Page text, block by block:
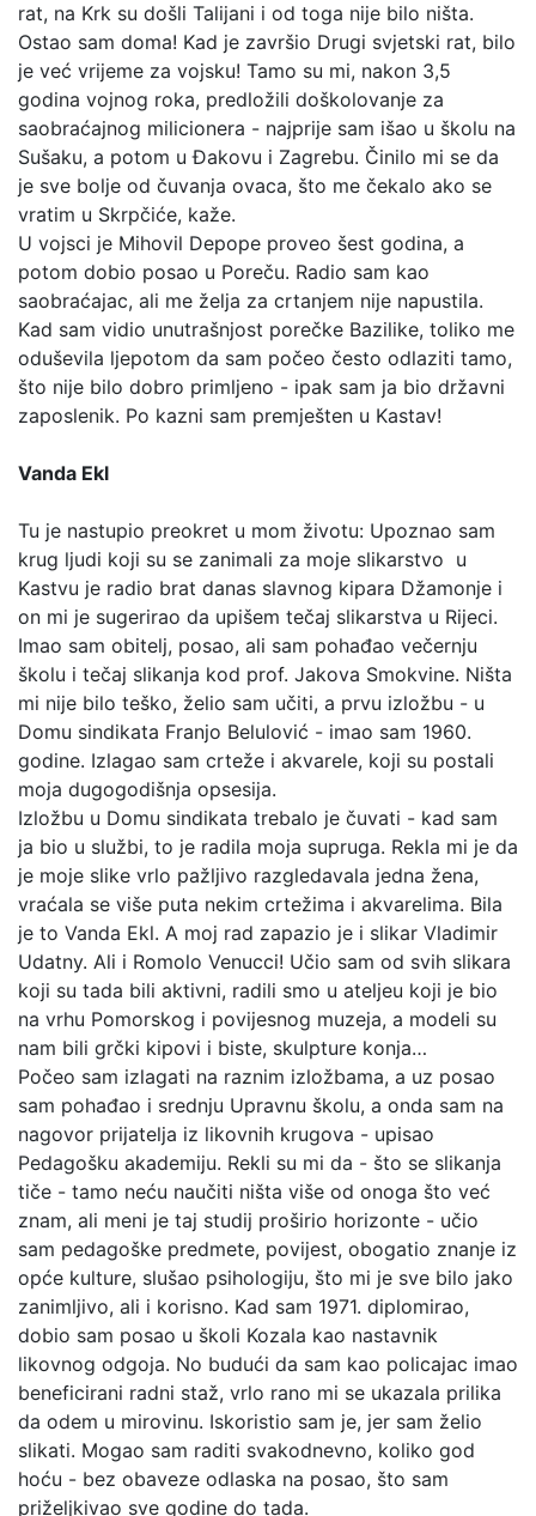
rat, na Krk su došli Talijani i od toga nije bilo ništa.
Ostao sam doma! Kad je završio Drugi svjetski rat, bilo
je već vrijeme za vojsku! Tamo su mi, nakon 3,5
godina vojnog roka, predložili doškolovanje za
saobraćajnog milicionera - najprije sam išao u školu na
Sušaku, a potom u Đakovu i Zagrebu. Činilo mi se da
je sve bolje od čuvanja ovaca, što me čekalo ako se
vratim u Skrpčiće, kaže.
U vojsci je Mihovil Depope proveo šest godina, a
potom dobio posao u Poreču. Radio sam kao
saobraćajac, ali me želja za crtanjem nije napustila.
Kad sam vidio unutrašnjost porečke Bazilike, toliko me
oduševila ljepotom da sam počeo često odlaziti tamo,
što nije bilo dobro primljeno - ipak sam ja bio državni
zaposlenik. Po kazni sam premješten u Kastav!
Vanda Ekl
Tu je nastupio preokret u mom životu: Upoznao sam
krug ljudi koji su se zanimali za moje slikarstvo u
Kastvu je radio brat danas slavnog kipara Džamonje i
on mi je sugerirao da upišem tečaj slikarstva u Rijeci.
Imao sam obitelj, posao, ali sam pohađao večernju
školu i tečaj slikanja kod prof. Jakova Smokvine. Ništa
mi nije bilo teško, želio sam učiti, a prvu izložbu - u
Domu sindikata Franjo Belulović - imao sam 1960.
godine. Izlagao sam crteže i akvarele, koji su postali
moja dugogodišnja opsesija.
Izložbu u Domu sindikata trebalo je čuvati - kad sam
ja bio u službi, to je radila moja supruga. Rekla mi je da
je moje slike vrlo pažljivo razgledavala jedna žena,
vraćala se više puta nekim crtežima i akvarelima. Bila
je to Vanda Ekl. A moj rad zapazio je i slikar Vladimir
Udatny. Ali i Romolo Venucci! Učio sam od svih slikara
koji su tada bili aktivni, radili smo u ateljeu koji je bio
na vrhu Pomorskog i povijesnog muzeja, a modeli su
nam bili grčki kipovi i biste, skulpture konja…
Počeo sam izlagati na raznim izložbama, a uz posao
sam pohađao i srednju Upravnu školu, a onda sam na
nagovor prijatelja iz likovnih krugova - upisao
Pedagošku akademiju. Rekli su mi da - što se slikanja
tiče - tamo neću naučiti ništa više od onoga što već
znam, ali meni je taj studij proširio horizonte - učio
sam pedagoške predmete, povijest, obogatio znanje iz
opće kulture, slušao psihologiju, što mi je sve bilo jako
zanimljivo, ali i korisno. Kad sam 1971. diplomirao,
dobio sam posao u školi Kozala kao nastavnik
likovnog odgoja. No budući da sam kao policajac imao
beneficirani radni staž, vrlo rano mi se ukazala prilika
da odem u mirovinu. Iskoristio sam je, jer sam želio
slikati. Mogao sam raditi svakodnevno, koliko god
hoću - bez obaveze odlaska na posao, što sam
priželjkivao sve godine do tada.